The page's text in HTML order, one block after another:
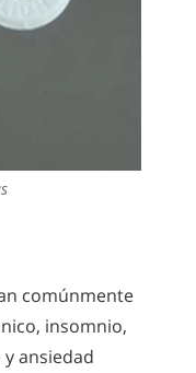
comúnmente
insomnio,
ansiedad